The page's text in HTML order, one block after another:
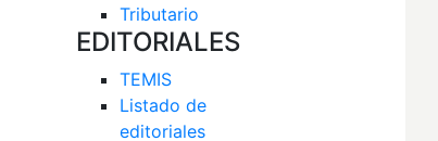
Tributario
EDITORIALES
TEMIS
Listado de
editoriales